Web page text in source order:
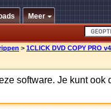
Meer
> 1CLICK DVD COPY PRO
software. Je kunt ook